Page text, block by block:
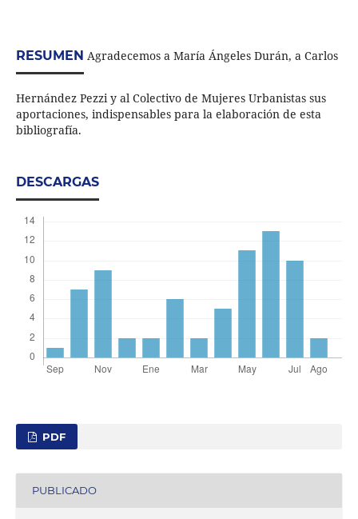
RESUMEN Agradecemos a María Ángeles Durán, a Carlos
Hernández Pezzi y al Colectivo de Mujeres Urbanistas sus
aportaciones, indispensables para la elaboración de esta
bibliografía.
DESCARGAS
PDF
PUBLICADO